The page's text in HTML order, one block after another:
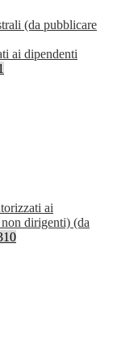
(da pubblicare
ai dipendenti
ai
dirigenti) (da